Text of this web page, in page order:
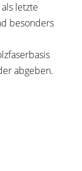
letzte
besonders
abgeben.